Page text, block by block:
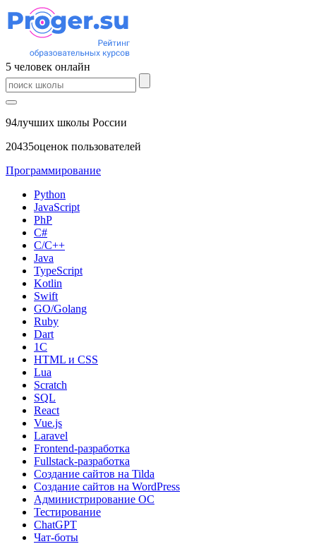
5 человек онлайн
94лучших школы России
20435оценок пользователей
Программирование
Python
JavaScript
PhP
C#
С/C++
Java
TypeScript
Kotlin
Swift
GO/Golang
Ruby
Dart
1С
HTML и CSS
Lua
Scratch
SQL
React
Vue.js
Laravel
Frontend-разработка
Fullstack-разработка
Создание сайтов на Tilda
Создание сайтов на WordPress
Администрирование ОС
Тестирование
ChatGPT
Чат-боты